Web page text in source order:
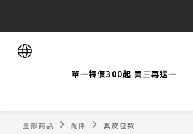
單一特價300起 買三再送一
全部商品 配件 真皮包款